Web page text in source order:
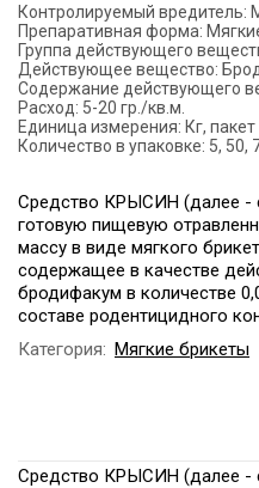
Контролируемый вредитель:
Препаративная форма:
Группа действующего
Действующее вещество:
Содержание действующего
Расход: 5-20 гр./кв.м.
Единица измерения: Кг,
Количество в упаковке: 5, 50,
Средство КРЫСИН (далее -
готовую пищевую
массу в виде мягкого
содержащее в качестве
бродифакум в количестве
составе родентицидного
Категория: Мягкие брикеты
Средство КРЫСИН (далее -